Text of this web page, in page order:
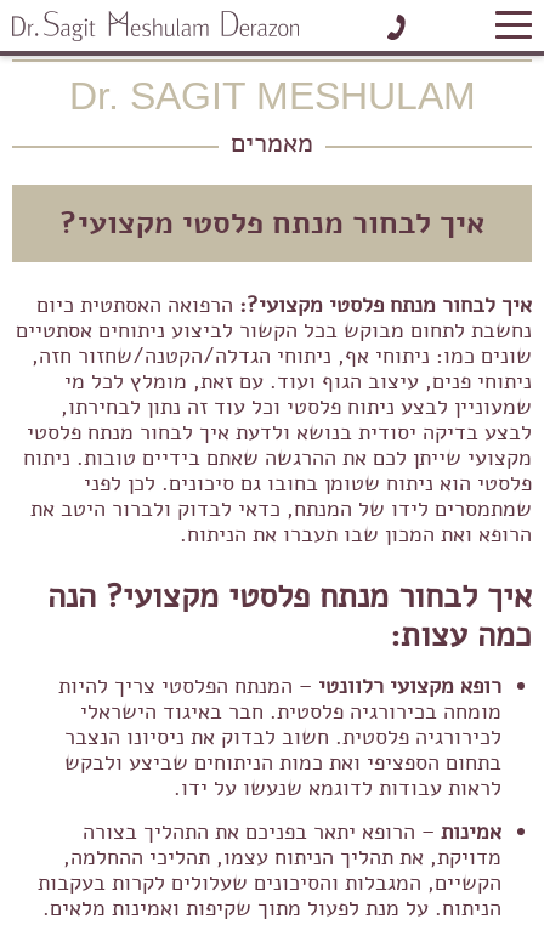
בית מאמרים» איך לבחור מנתח פלסטי מקצועי?
Dr. SAGIT MESHULAM
מאמרים
איך לבחור מנתח פלסטי מקצועי?
איך לבחור מנתח פלסטי מקצועי?: הרפואה האסתטית כיום
נחשבת לתחום מבוקש בכל הקשור לביצוע ניתוחים אסתטיים
שונים כמו: ניתוחי אף, ניתוחי הגדלה/הקטנה/שחזור חזה,
ניתוחי פנים, עיצוב הגוף ועוד. עם זאת, מומלץ לכל מי
שמעוניין לבצע ניתוח פלסטי וכל עוד זה נתון לבחירתו,
לבצע בדיקה יסודית בנושא ולדעת איך לבחור מנתח פלסטי
מקצועי שייתן לכם את ההרגשה שאתם בידיים טובות. ניתוח
פלסטי הוא ניתוח שטומן בחובו גם סיכונים. לכן לפני
שמתמסרים לידו של המנתח, כדאי לבדוק ולברור היטב את
הרופא ואת המכון שבו תעברו את הניתוח.
איך לבחור מנתח פלסטי מקצועי? הנה
כמה עצות:
רופא מקצועי רלוונטי – המנתח הפלסטי צריך להיות
מומחה בכירורגיה פלסטית. חבר באיגוד הישראלי
לכירורגיה פלסטית. חשוב לבדוק את ניסיונו הנצבר
בתחום הספציפי ואת כמות הניתוחים שביצע ולבקש
לראות עבודות לדוגמא שנעשו על ידו.
אמינות – הרופא יתאר בפניכם את התהליך בצורה
מדויקת, את תהליך הניתוח עצמו, תהליכי ההחלמה,
הקשיים, המגבלות והסיכונים שעלולים לקרות בעקבות
הניתוח. על מנת לפעול מתוך שקיפות ואמינות מלאים.